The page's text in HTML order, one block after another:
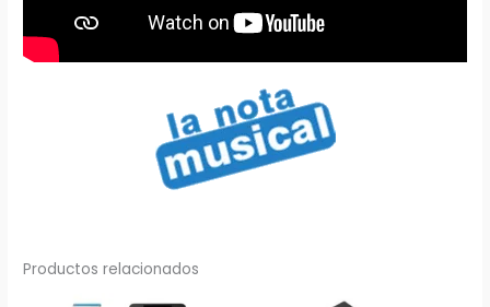
Productos relacionados